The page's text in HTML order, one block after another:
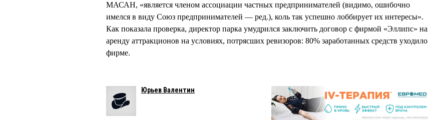
МАСАН, «является членом ассоциации частных предпринимателей (видимо, ошибочно
имелся в виду Союз предпринимателей — ред.), коль так успешно лоббирует их интересы».
Как показала проверка, директор парка умудрился заключить договор с фирмой «Эллипс» на
аренду аттракционов на условиях, потрясших ревизоров: 80% заработанных средств уходило
фирме.
Юрьев Валентин